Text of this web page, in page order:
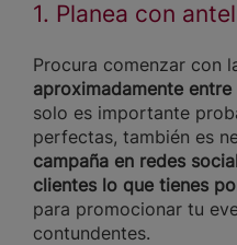
1. Planea con
Procura comenzar con
aproximadamente
solo es importante
perfectas, también es
campaña en redes
clientes lo que tienes
para promocionar tu
contundentes.